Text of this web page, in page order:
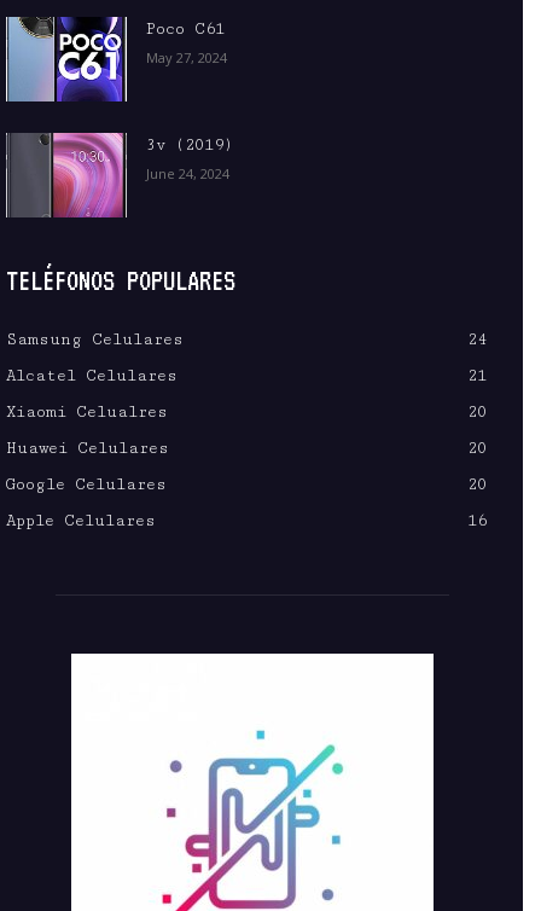
Poco C61
May 27, 2024
3v (2019)
June 24, 2024
TELÉFONOS POPULARES
Samsung Celulares
24
Alcatel Celulares
21
Xiaomi Celualres
20
Huawei Celulares
20
Google Celulares
20
Apple Celulares
16